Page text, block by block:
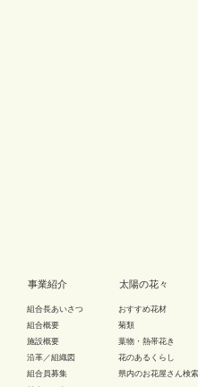
事業紹介
組合長あいさつ
組合概要
施設概要
沿革／組織図
組合員募集
太陽の花々
おすすめ花材
菊類
葉物・熱帯花き
花のあるくらし
県内のお花屋さん検索